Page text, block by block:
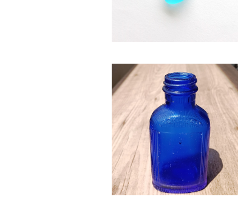
SB-3 シーボトル（コバルトブル
¥2,580